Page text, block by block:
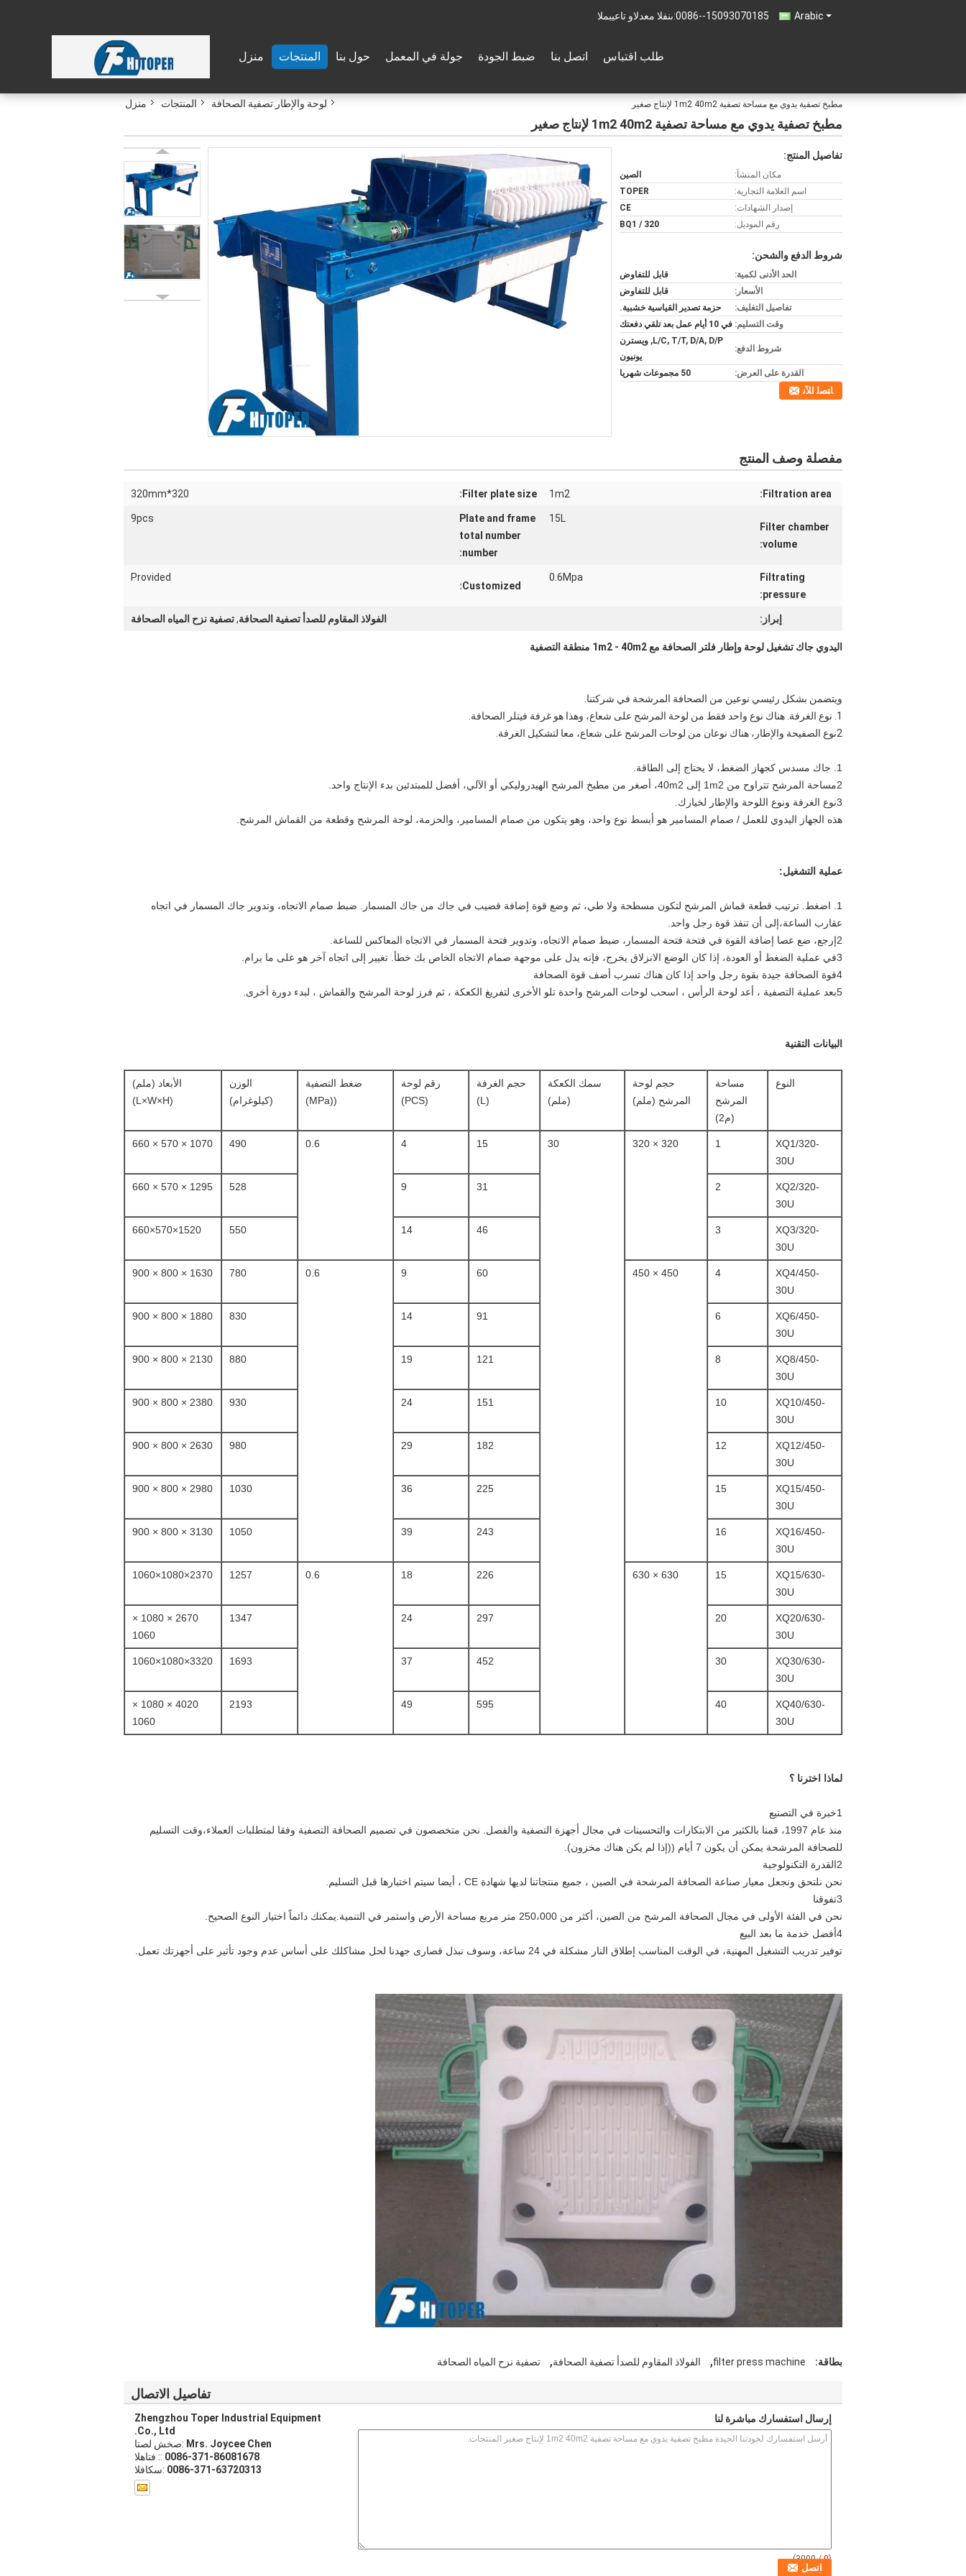
Arabic المبيعات والدعم الفنى:0086--15093070185
منزل المنتجات حول بنا جولة في المعمل ضبط الجودة اتصل بنا طلب اقتباس
منزل المنتجات لوحة والإطار تصفية الصحافة مطبخ تصفية يدوي مع مساحة تصفية 1m2 40m2 لإنتاج صغير
مطبخ تصفية يدوي مع مساحة تصفية 1m2 40m2 لإنتاج صغير
تفاصيل المنتج:
مكان المنشأ:
الصين
اسم العلامة التجارية:
TOPER
إصدار الشهادات:
CE
رقم الموديل:
BQ1 / 320
شروط الدفع والشحن:
الحد الأدنى لكمية:
قابل للتفاوض
الأسعار:
قابل للتفاوض
تفاصيل التغليف:
حزمة تصدير القياسية خشبية.
وقت التسليم: في 10 أيام عمل بعد تلقي دفعتك
شروط الدفع:
L/C, T/T, D/A, D/P, ويسترن
يونيون
القدرة على العرض:
50 مجموعات شهريا
ﺎﺘﺼﻟ ﺍﻶﻧ
مفصلة وصف المنتج
Filtration area:
1m2
Filter plate size:
320*320mm
Filter chamber
volume:
15L
Plate and frame
total number
number:
9pcs
Filtrating
pressure:
0.6Mpa
Customized:
Provided
إبراز: الفولاذ المقاوم للصدأ تصفية الصحافة,تصفية نزح المياه الصحافة
اليدوي جاك تشغيل لوحة وإطار فلتر الصحافة مع 1m2 - 40m2 منطقة التصفية
ويتضمن بشكل رئيسي نوعين من الصحافة المرشحة في شركتنا.
1. نوع الغرفة. هناك نوع واحد فقط من لوحة المرشح على شعاع، وهذا هو غرفة فيتلر الصحافة.
2نوع الصفيحة والإطار، هناك نوعان من لوحات المرشح على شعاع، معا لتشكيل الغرفة.
1. جاك مسدس كجهاز الضغط، لا يحتاج إلى الطاقة.
2مساحة المرشح تتراوح من 1m2 إلى 40m2، أصغر من مطبخ المرشح الهيدروليكي أو الآلي، أفضل للمبتدئين بدء الإنتاج واحد.
3نوع الغرفة ونوع اللوحة والإطار لخيارك.
هذه الجهاز اليدوي للعمل / صمام المسامير هو أبسط نوع واحد، وهو يتكون من صمام المسامير، والحزمة، لوحة المرشح وقطعة من القماش المرشح.
عملية التشغيل:
1. اضغط. ترتيب قطعة قماش المرشح لتكون مسطحة ولا طي، ثم وضع قوة إضافة قضيب في جاك من جاك المسمار. ضبط صمام الاتجاه، وتدوير جاك المسمار في اتجاه
عقارب الساعة،إلى أن تنفذ قوة رجل واحد.
2إرجع، ضع عصا إضافة القوة في فتحة فتحة المسمار، ضبط صمام الاتجاه، وتدوير فتحة المسمار في الاتجاه المعاكس للساعة.
3في عملية الضغط أو العودة، إذا كان الوضع الانزلاق يخرج، فإنه يدل على موجهة صمام الاتجاه الخاص بك خطأ. تغيير إلى اتجاه آخر هو على ما يرام.
4قوة الصحافة جيدة بقوة رجل واحد إذا كان هناك تسرب أضف قوة الصحافة
5بعد عملية التصفية ، أعد لوحة الرأس ، اسحب لوحات المرشح واحدة تلو الأخرى لتفريغ الكعكة ، ثم فرز لوحة المرشح والقماش ، لبدء دورة أخرى.
البيانات التقنية
النوع
مساحة
المرشح
(م2)
حجم لوحة
المرشح (ملم)
سمك الكعكة
(ملم)
حجم الغرفة
(L)
رقم لوحة
(PCS)
ضغط التصفية
((MPa)
الوزن
(كيلوغرام)
الأبعاد (ملم)
(L×W×H)
XQ1/320-
30U
1
320 × 320
30
15
4
0.6
490
1070 × 570 × 660
XQ2/320-
30U
2
31
9
528
1295 × 570 × 660
XQ3/320-
30U
3
46
14
550
1520×570×660
XQ4/450-
30U
4
450 × 450
60
9
0.6
780
1630 × 800 × 900
XQ6/450-
30U
6
91
14
830
1880 × 800 × 900
XQ8/450-
30U
8
121
19
880
2130 × 800 × 900
XQ10/450-
30U
10
151
24
930
2380 × 800 × 900
XQ12/450-
30U
12
182
29
980
2630 × 800 × 900
XQ15/450-
30U
15
225
36
1030
2980 × 800 × 900
XQ16/450-
30U
16
243
39
1050
3130 × 800 × 900
XQ15/630-
30U
15
630 × 630
226
18
0.6
1257
2370×1080×1060
XQ20/630-
30U
20
297
24
1347
2670 × 1080 ×
1060
XQ30/630-
30U
30
452
37
1693
3320×1080×1060
XQ40/630-
30U
40
595
49
2193
4020 × 1080 ×
1060
لماذا اخترنا ؟
1خبرة في التصنيع
منذ عام 1997، قمنا بالكثير من الابتكارات والتحسينات في مجال أجهزة التصفية والفصل. نحن متخصصون في تصميم الصحافة التصفية وفقا لمتطلبات العملاء،وقت التسليم
للصحافة المرشحة يمكن أن يكون 7 أيام ((إذا لم يكن هناك مخزون).
2القدرة التكنولوجية
نحن نلتحق ونجعل معيار صناعة الصحافة المرشحة في الصين ، جميع منتجاتنا لديها شهادة CE ، أيضا سيتم اختبارها قبل التسليم.
3تفوقنا
نحن في الفئة الأولى في مجال الصحافة المرشح من الصين، أكثر من 250،000 متر مربع مساحة الأرض واستمر في التنمية.يمكنك دائماً اختيار النوع الصحيح.
4أفضل خدمة ما بعد البيع
توفير تدريب التشغيل المهنية، في الوقت المناسب إطلاق النار مشكلة في 24 ساعة، وسوف نبذل قصارى جهدنا لحل مشاكلك على أساس عدم وجود تأثير على أجهزتك تعمل.
بطاقة: filter press machine
, الفولاذ المقاوم للصدأ تصفية الصحافة, تصفية نزح المياه الصحافة
تفاصيل الاتصال
Zhengzhou Toper Industrial Equipment
Co., Ltd.
اتصل شخص: Mrs. Joycee Chen
الهاتف :: 0086-371-86081678
الفاكس: 0086-371-63720313
إرسال استفسارك مباشرة لنا
(
0
/ 3000)